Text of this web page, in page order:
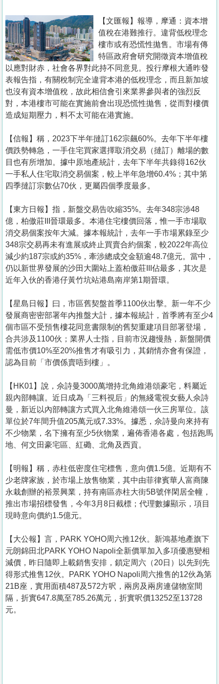
置
業
手
冊
關
於
我
們
【文匯報】報導，摩通：資本增
值稅在港難推行。違背低稅理念
樓市或有恐慌性拋售。市場有傳
特區政府會研究開徵資本增值稅
以應對財赤，社會各界對此持不同意見。投行摩根大通昨發
表報告指，有關稅制完全違背本港的低稅理念，而且新加坡
也沒有資本增值稅，故此相信會引來業界參與者的強烈反
對，本港樓市可能在實施前會出現恐慌性拋售，從而對樓價
造成短期壓力，料不太可能在港實施。
【信報】稱，2023下半年撻訂162宗飆60%。去年下半年樓
價跌勢轉急，一手住宅買家選擇取消交易（撻訂）離場的數
目也有所增加。據中原地產統計，去年下半年共錄得162伙
一手私人住宅取消交易個案，較上半年急增60.4%；其中第
四季撻訂宗數佔70伙，更屬四個季度最多。
【東方日報】指，新盤交易告吹縮35%。去年348宗涉48
億，柏傲莊III晉環最多。本港住宅樓價回落，惟一手市場取
消交易個案按年大減。據本報統計，去年一手市場累錄至少
348宗交易再未有進展或終止買賣合約個案，較2022年高位
減少約187宗或約35%，牽涉總成交金額逾48.7億元。當中，
仍以新世界發展的沙田大圍站上蓋柏傲莊III佔最多，其次是
近年入伙的香港仔黃竹坑站港島南岸第1期晉環。
【星島日報】曰，市區舊契盤首季1100伙出擊。新一年不少
發展商密密部署年內推盤大計，據本報統計，首季將有至少4
個市區不受預售樓花同意書限制的舊契重建項目部署登場，
合共涉及1100伙；業界人士指，目前市況趨慢熱，新盤開價
需低市價10%至20%推售才有吸引力，其銷情亦會有保證，
認為目前「市價係賣唔到樓」。
【HK01】說，佘詩曼3000萬增持北角維港頌豪宅，料屬近
親內部轉讓。近日成為「三料視后」的無綫電視女藝人佘詩
曼，新近以內部轉讓方式買入北角維港頌一伙三房單位。該
單位於7年間升值205萬元或7.33%。據悉，佘詩曼向來持有
不少物業，名下擁有至少5伙物業，遍佈香港各處，包括跑馬
地、何文田豪宅區、紅磡、北角及西貢。
【明報】稱，赤柱低密度住宅標售，意向價1.5億。近期有不
少老牌家族，於市場上放售物業，其中由菲律賓華人富商陳
永栽創辦的裕景興業，持有南區赤柱大街5B號伴閑居全幢，
推出市場招標發售，今年3月8日截標；代理數據顯示，項目
現時意向價約1.5億元。
【大公報】言， PARK YOHO周六推12伙。新鴻基地產旗下
元朗錦田北PARK YOHO Napoli全新價單加入多項優惠變相
減價，昨日隨即上載銷售安排，鎖定周六（20日）以先到先
得形式推售12伙。PARK YOHO Napoli周六推售的12伙為第
21B座，實用面積487及572方呎，兩房及兩房連儲物室間
隔，折實647.8萬至785.26萬元，折實呎價13252至13728
元。